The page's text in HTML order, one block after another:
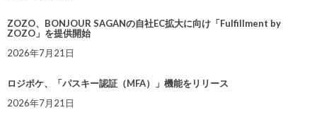
ZOZO、BONJOUR SAGANの自社EC拡大に向け「Fulfillment by
ZOZO」を提供開始
2026年7月21日
ロジポケ、「パスキー認証（MFA）」機能をリリース
2026年7月21日